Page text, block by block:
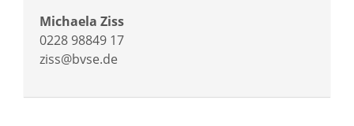
Michaela Ziss
0228 98849 17
ziss@bvse.de